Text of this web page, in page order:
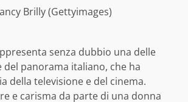
Brilly (Gettyimages)
senza dubbio una delle
del panorama italiano, che ha
della televisione e del cinema.
e carisma da parte di una donna